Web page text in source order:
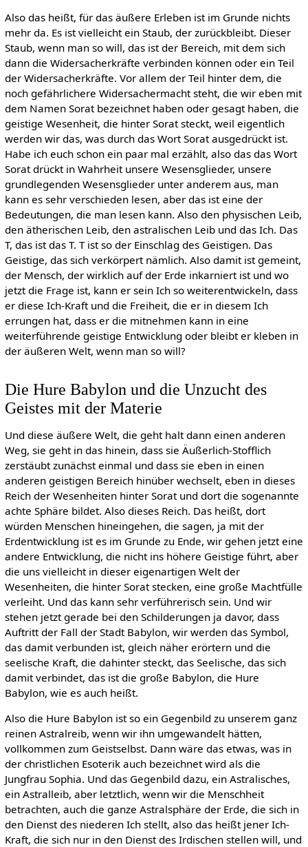
Also das heißt, für das äußere Erleben ist im Grunde nichts
mehr da. Es ist vielleicht ein Staub, der zurückbleibt. Dieser
Staub, wenn man so will, das ist der Bereich, mit dem sich
dann die Widersacherkräfte verbinden können oder ein Teil
der Widersacherkräfte. Vor allem der Teil hinter dem, die
noch gefährlichere Widersachermacht steht, die wir eben mit
dem Namen Sorat bezeichnet haben oder gesagt haben, die
geistige Wesenheit, die hinter Sorat steckt, weil eigentlich
werden wir das, was durch das Wort Sorat ausgedrückt ist.
Habe ich euch schon ein paar mal erzählt, also das das Wort
Sorat drückt in Wahrheit unsere Wesensglieder, unsere
grundlegenden Wesensglieder unter anderem aus, man
kann es sehr verschieden lesen, aber das ist eine der
Bedeutungen, die man lesen kann. Also den physischen Leib,
den ätherischen Leib, den astralischen Leib und das Ich. Das
T, das ist das T. T ist so der Einschlag des Geistigen. Das
Geistige, das sich verkörpert nämlich. Also damit ist gemeint,
der Mensch, der wirklich auf der Erde inkarniert ist und wo
jetzt die Frage ist, kann er sein Ich so weiterentwickeln, dass
er diese Ich-Kraft und die Freiheit, die er in diesem Ich
errungen hat, dass er die mitnehmen kann in eine
weiterführende geistige Entwicklung oder bleibt er kleben in
der äußeren Welt, wenn man so will?
Die Hure Babylon und die Unzucht des
Geistes mit der Materie
Und diese äußere Welt, die geht halt dann einen anderen
Weg, sie geht in das hinein, dass sie Äußerlich-Stofflich
zerstäubt zunächst einmal und dass sie eben in einen
anderen geistigen Bereich hinüber wechselt, eben in dieses
Reich der Wesenheiten hinter Sorat und dort die sogenannte
achte Sphäre bildet. Also dieses Reich. Das heißt, dort
würden Menschen hineingehen, die sagen, ja mit der
Erdentwicklung ist es im Grunde zu Ende, wir gehen jetzt eine
andere Entwicklung, die nicht ins höhere Geistige führt, aber
die uns vielleicht in dieser eigenartigen Welt der
Wesenheiten, die hinter Sorat stecken, eine große Machtfülle
verleiht. Und das kann sehr verführerisch sein. Und wir
stehen jetzt gerade bei den Schilderungen ja davor, dass
Auftritt der Fall der Stadt Babylon, wir werden das Symbol,
das damit verbunden ist, gleich näher erörtern und die
seelische Kraft, die dahinter steckt, das Seelische, das sich
damit verbindet, das ist die große Babylon, die Hure
Babylon, wie es auch heißt.
Also die Hure Babylon ist so ein Gegenbild zu unserem ganz
reinen Astralreib, wenn wir ihn umgewandelt hätten,
vollkommen zum Geistselbst. Dann wäre das etwas, was in
der christlichen Esoterik auch bezeichnet wird als die
Jungfrau Sophia. Und das Gegenbild dazu, ein Astralisches,
ein Astralleib, aber letztlich, wenn wir die Menschheit
betrachten, auch die ganze Astralsphäre der Erde, die sich in
den Dienst des niederen Ich stellt, also das heißt jener Ich-
Kraft, die sich nur in den Dienst des Irdischen stellen will, und